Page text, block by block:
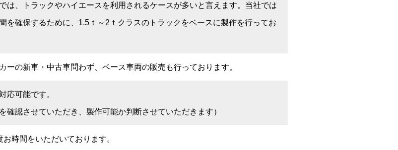
は、トラックやハイエースを利用されるケースが多いと言えます。当社では
を確保するために、1.5ｔ～2ｔクラスのトラックをベースに製作を行ってお
ーの新車・中古車問わず、ベース車両の販売も行っております。
応可能です。
確認させていただき、製作可能か判断させていただきます）
時間をいただいております。